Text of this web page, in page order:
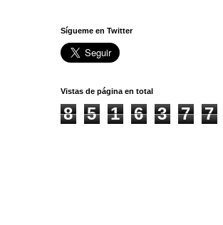
Sígueme en Twitter
Vistas de página en total
8 5 1 6 3 7 7